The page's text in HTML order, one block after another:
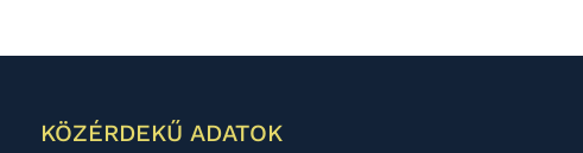
KÖZÉRDEKŰ ADATOK